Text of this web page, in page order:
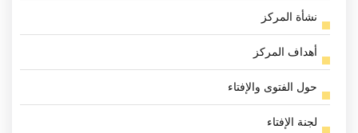
نشأة المركز
أهداف المركز
حول الفتوى والإفتاء
لجنة الإفتاء